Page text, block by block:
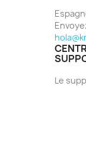
Le